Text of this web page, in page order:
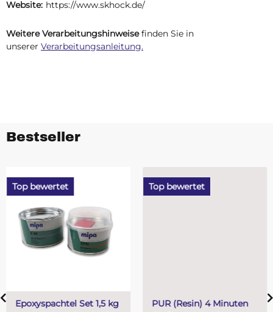
Website: https://www.skhock.de/
Weitere Verarbeitungshinweisefinden Sie in
unserer Verarbeitungsanleitung.
Bestseller
Top bewertet
Epoxyspachtel Set 1,5 kg
Top bewertet
PUR (Resin) 4 Minuten